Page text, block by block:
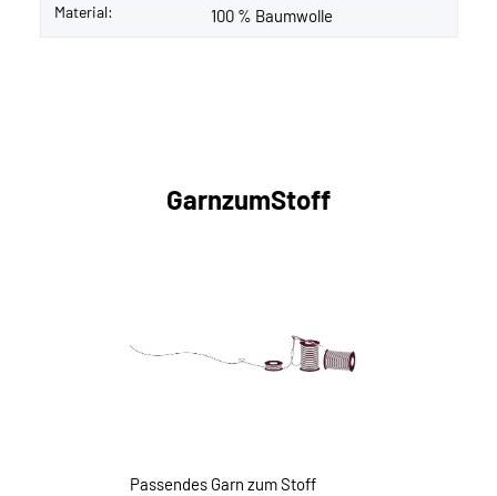
Material: 100 % Baumwolle
GarnzumStoff
Passendes Garn zum Stoff